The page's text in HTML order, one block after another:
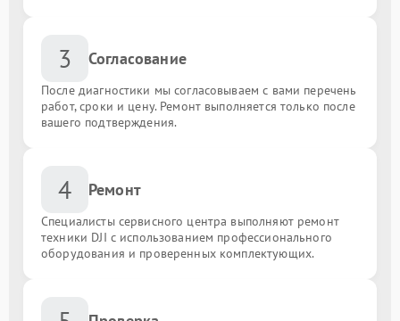
3 Согласование
После диагностики мы согласовываем с вами перечень
работ, сроки и цену. Ремонт выполняется только после
вашего подтверждения.
4 Ремонт
Специалисты сервисного центра выполняют ремонт
техники DJI с использованием профессионального
оборудования и проверенных комплектующих.